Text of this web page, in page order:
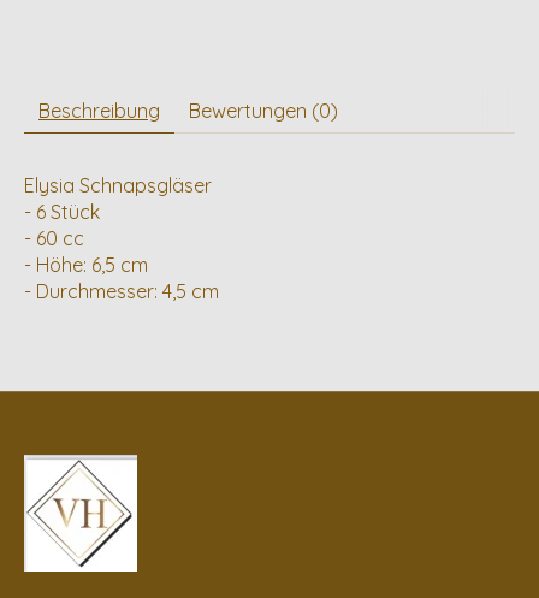
Beschreibung Bewertungen (0)
Elysia Schnapsgläser
- 6 Stück
- 60 cc
- Höhe: 6,5 cm
- Durchmesser: 4,5 cm